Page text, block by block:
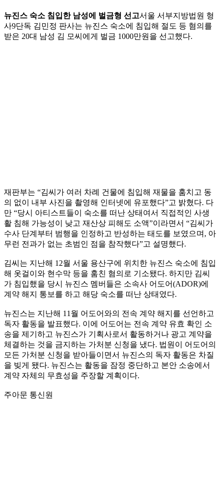
뉴진스 숙소 침입한 남성에 벌금형 선고서울 서부지방법원 형
사9단독 김민정 판사는 뉴진스 숙소에 침입해 절도 등 혐의를
받은 20대 남성 김 모씨에게 벌금 1000만원을 선고했다.
재판부는 “김씨가 여러 차례 건물에 침입해 재물을 훔치고 동
의 없이 내부 사진을 촬영해 인터넷에 유포했다”고 밝혔다. 다
만 “당시 아티스트들이 숙소를 떠난 상태여서 직접적인 사생
활 침해 가능성이 낮고 재산상 피해도 소액”이라면서 “김씨가
수사 단계부터 범행을 인정하고 반성하는 태도를 보였으며, 아
무런 전과가 없는 초범인 점을 참작했다”고 설명했다.
김씨는 지난해 12월 서울 용산구에 위치한 뉴진스 숙소에 침입
해 옷걸이와 현수막 등을 훔친 혐의로 기소됐다. 하지만 김씨
가 침입했을 당시 뉴진스 멤버들은 소속사 어도어(ADOR)에
계약 해지 통보를 하고 해당 숙소를 떠난 상태였다.
뉴진스는 지난해 11월 어도어와의 전속 계약 해지를 선언하고
독자 활동을 발표했다. 이에 어도어는 전속 계약 유효 확인 소
송을 제기하고 뉴진스가 기획사로서 활동하거나 광고 계약을
체결하는 것을 금지하는 가처분 신청을 냈다. 법원이 어도어의
모든 가처분 신청을 받아들이면서 뉴진스의 독자 활동은 차질
을 빚게 됐다. 뉴진스는 활동을 잠정 중단하고 본안 소송에서
계약 자체의 무효성을 주장할 계획이다.
주아문 통신원